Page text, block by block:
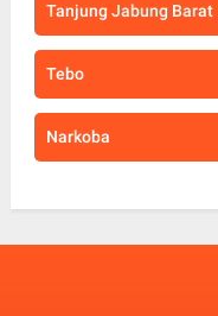
Tanjung Jabung Barat
Tebo
Narkoba